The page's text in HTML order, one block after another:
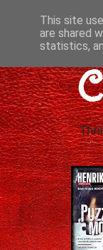
This site
are shared
statistics,